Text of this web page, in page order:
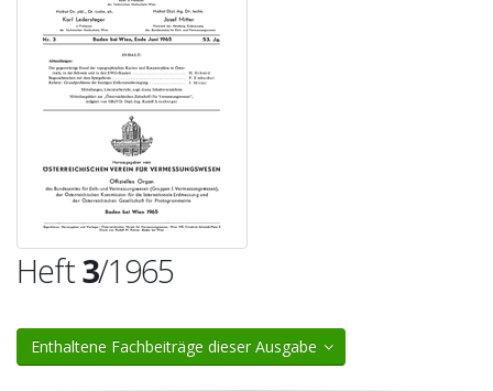
Heft3/1965
Enthaltene Fachbeiträge dieser Ausgabe